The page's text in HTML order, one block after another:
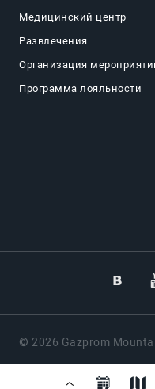
Медицинский центр
Развлечения
Организация
Программа лояльности
© 2026 Gazprom
Разработка сайта —